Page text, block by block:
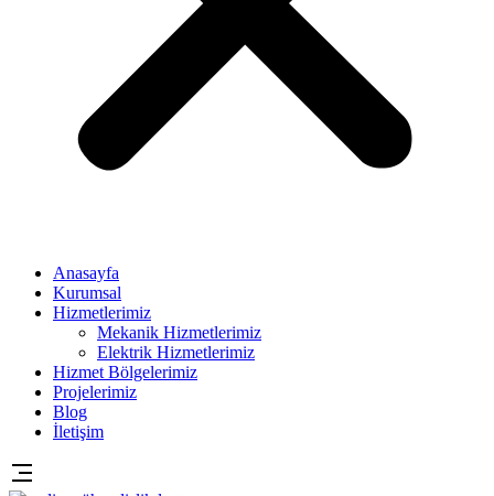
Anasayfa
Kurumsal
Hizmetlerimiz
Mekanik Hizmetlerimiz
Elektrik Hizmetlerimiz
Hizmet Bölgelerimiz
Projelerimiz
Blog
İletişim